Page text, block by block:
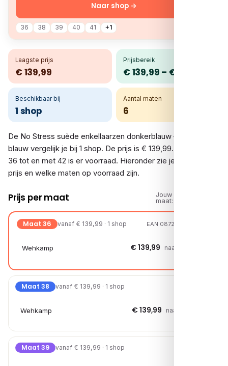
36 38 39 40 41 +1
Naar shop →
Laagste prijs
€ 139,99
Prijsbereik
€ 139,99 – € 139,99
Beschikbaar bij
1 shop
Aantal maten
6
De No Stress suède enkellaarzen donkerblauw – donker
blauw vergelijk je bij 1 shop. De prijs is € 139,99. In de maten
36 tot en met 42 is er voorraad. Hieronder zie je per shop de
prijs en welke maten op voorraad zijn.
Prijs per maat
Jouw
maat:
Maat 36 vanaf € 139,99 · 1 shop EAN 08720527614024
Wehkamp € 139,99 naar shop →
Maat 38 vanaf € 139,99 · 1 shop
Wehkamp € 139,99 naar shop →
Maat 39 vanaf € 139,99 · 1 shop